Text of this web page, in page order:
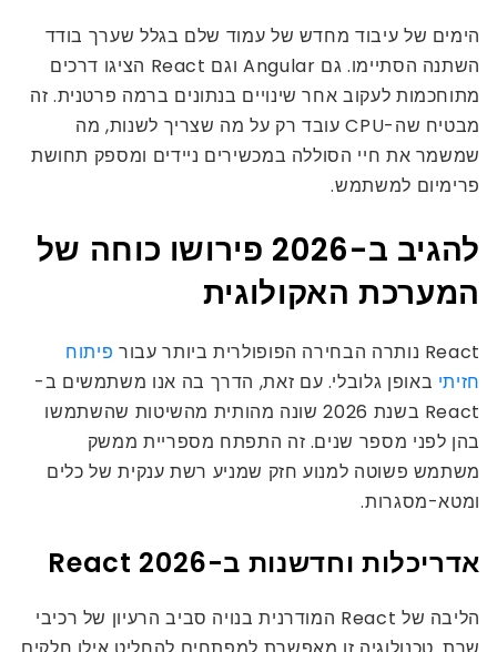
הימים של עיבוד מחדש של עמוד שלם בגלל שערך בודד
השתנה הסתיימו. גם Angular וגם React הציגו דרכים
מתוחכמות לעקוב אחר שינויים בנתונים ברמה פרטנית. זה
מבטיח שה-CPU עובד רק על מה שצריך לשנות, מה
שמשמר את חיי הסוללה במכשירים ניידים ומספק תחושת
פרימיום למשתמש.
להגיב ב-2026 פירושו כוחה של
המערכת האקולוגית
React נותרה הבחירה הפופולרית ביותר עבור
פיתוח
חזיתי באופן גלובלי. עם זאת, הדרך בה אנו משתמשים ב-
React בשנת 2026 שונה מהותית מהשיטות שהשתמשו
בהן לפני מספר שנים. זה התפתח מספריית ממשק
משתמש פשוטה למנוע חזק שמניע רשת ענקית של כלים
ומטא-מסגרות.
אדריכלות וחדשנות ב-React 2026
הליבה של React המודרנית בנויה סביב הרעיון של רכיבי